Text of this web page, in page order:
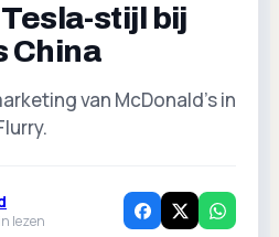
stijl bij
China
van McDonald's in
lezen